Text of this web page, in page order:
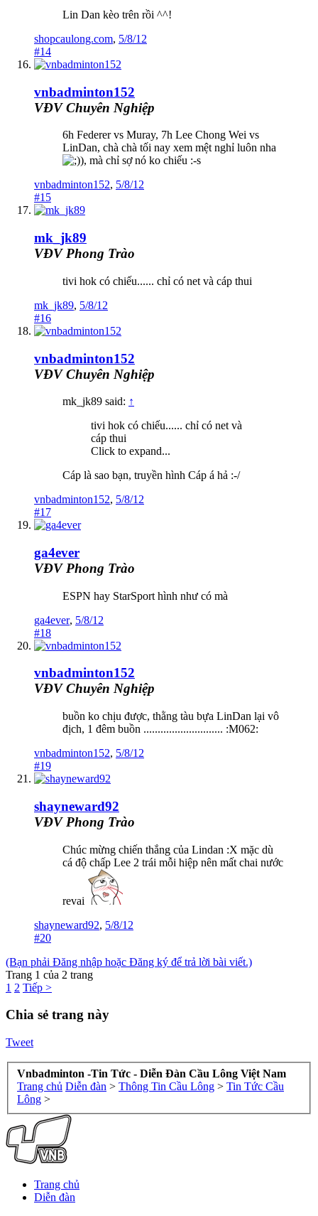
Lin Dan kèo trên rồi ^^!
shopcaulong.com, 5/8/12
#14
vnbadminton152
VĐV Chuyên Nghiệp
6h Federer vs Muray, 7h Lee Chong Wei vs
LinDan, chà chà tối nay xem mệt nghỉ luôn nha
), mà chỉ sợ nó ko chiếu :-s
vnbadminton152, 5/8/12
#15
mk_jk89
VĐV Phong Trào
tivi hok có chiếu...... chỉ có net và cáp thui
mk_jk89, 5/8/12
#16
vnbadminton152
VĐV Chuyên Nghiệp
mk_jk89 said: ↑
tivi hok có chiếu...... chỉ có net và
cáp thui
Click to expand...
Cáp là sao bạn, truyền hình Cáp á hả :-/
vnbadminton152, 5/8/12
#17
ga4ever
VĐV Phong Trào
ESPN hay StarSport hình như có mà
ga4ever, 5/8/12
#18
vnbadminton152
VĐV Chuyên Nghiệp
buồn ko chịu được, thằng tàu bựa LinDan lại vô
địch, 1 đêm buồn ............................ :M062:
vnbadminton152, 5/8/12
#19
shayneward92
VĐV Phong Trào
Chúc mừng chiến thắng của Lindan :X mặc dù
cá độ chấp Lee 2 trái mỗi hiệp nên mất chai nước
revai
shayneward92, 5/8/12
#20
(Bạn phải Đăng nhập hoặc Đăng ký để trả lời bài viết.)
Trang 1 của 2 trang
1 2 Tiếp >
Chia sẻ trang này
Tweet
Vnbadminton -Tin Tức - Diễn Đàn Cầu Lông Việt Nam
Trang chủ Diễn đàn > Thông Tin Cầu Lông > Tin Tức Cầu
Lông >
Trang chủ
Diễn đàn